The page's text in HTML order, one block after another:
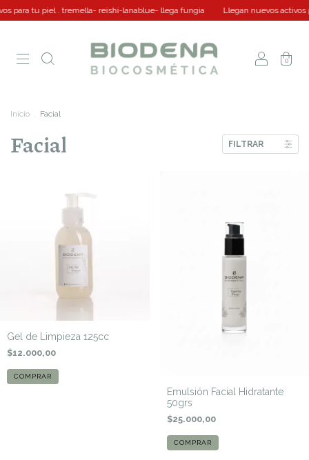
. tremella- reishi-lanablue- llega fungia Llegan nuevos activos para tu piel
0
Inicio . Facial
Facial FILTRAR
Gel de Limpieza 125cc
$12.000,00
Emulsión Facial Hidratante
50grs
$25.000,00